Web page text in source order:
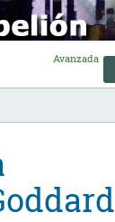
Avanzada